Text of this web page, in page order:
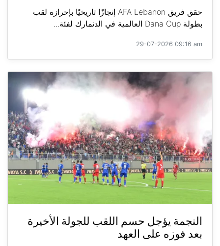
حقق فريق AFA Lebanon إنجازًا تاريخيًا بإحرازه لقب
بطولة Dana Cup العالمية في الدنمارك لفئة...
29-07-2026 09:16 am
النجمة يؤجل حسم اللقب للجولة الأخيرة
بعد فوزه على العهد